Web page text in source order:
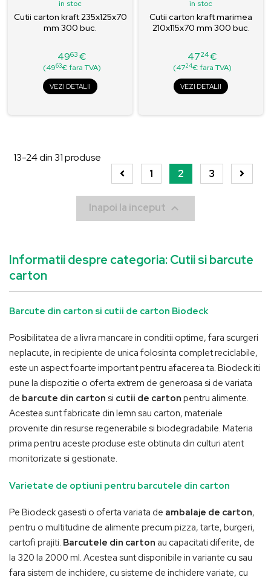
in stoc
Cutii carton kraft 235x125x70
mm 300 buc.
Pret
4963 €
(4963€ fara TVA)
VEZI DETALII
in stoc
Cutii carton kraft marimea
210x115x70 mm 300 buc.
Pret
4724€
(4724€ fara TVA)
VEZI DETALII
13-24din31produse
1
2 3
Inapoi la inceput 
Informatii despre categoria: Cutii si barcute
carton
Barcute din carton si cutii de carton Biodeck
Posibilitatea de a livra mancare in conditii optime, fara scurgeri
neplacute, in recipiente de unica folosinta complet reciclabile,
este un aspect foarte important pentru afacerea ta. Biodeck iti
pune la dispozitie o oferta extrem de generoasa si de variata
de barcute din carton si cutii de carton pentru alimente.
Acestea sunt fabricate din lemn sau carton, materiale
provenite din resurse regenerabile si biodegradabile. Materia
prima pentru aceste produse este obtinuta din culturi atent
monitorizate si gestionate.
Varietate de optiuni pentru barcutele din carton
Pe Biodeck gasesti o oferta variata de ambalaje de carton,
pentru o multitudine de alimente precum pizza, tarte, burgeri,
cartofi prajiti. Barcutele din carton au capacitati diferite, de
la 320 la 2000 ml. Acestea sunt disponibile in variante cu sau
fara sistem de inchidere, cu sisteme de inchidere variate, cu